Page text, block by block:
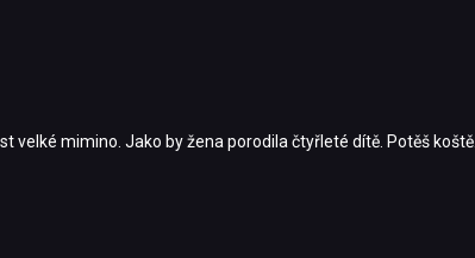
velké mimino. Jako by žena porodila čtyřleté dítě. Potěš koště.